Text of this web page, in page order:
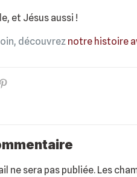
et Jésus aussi !
découvrez notre histoire
ne sera pas publiée. Les